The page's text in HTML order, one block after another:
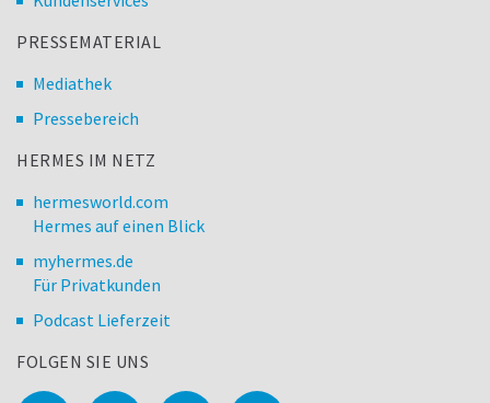
PRESSEMATERIAL
Mediathek
Pressebereich
HERMES IM NETZ
hermesworld.com
Hermes auf einen Blick
myhermes.de
Für Privatkunden
Podcast Lieferzeit
FOLGEN SIE UNS